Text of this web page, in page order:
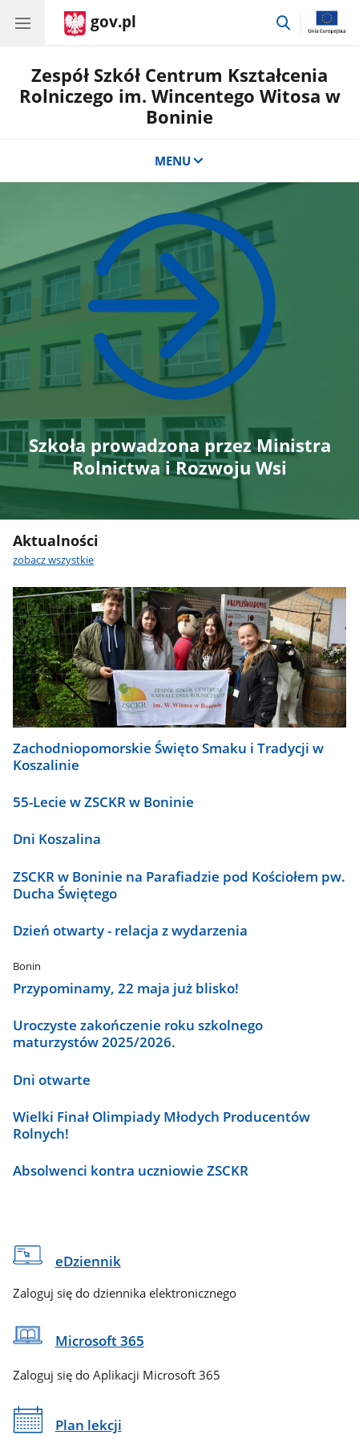
gov.pl
przejdź
Zespół Szkół Centrum Kształcenia
Rolniczego im. Wincentego Witosa w
Boninie
MENU
Szkoła prowadzona przez Ministra
Rolnictwa i Rozwoju Wsi
Aktualności
zobacz wszystkie
Zachodniopomorskie Święto Smaku i Tradycji w
Koszalinie
55-Lecie w ZSCKR w Boninie
Dni Koszalina
ZSCKR w Boninie na Parafiadzie pod Kościołem pw.
Ducha Świętego
Dzień otwarty - relacja z wydarzenia
Bonin
Przypominamy, 22 maja już blisko!
Uroczyste zakończenie roku szkolnego
maturzystów 2025/2026.
Dni otwarte
Wielki Finał Olimpiady Młodych Producentów
Rolnych!
Absolwenci kontra uczniowie ZSCKR
eDziennik
Zaloguj się do dziennika elektronicznego
Microsoft 365
Zaloguj się do Aplikacji Microsoft 365
Plan lekcji